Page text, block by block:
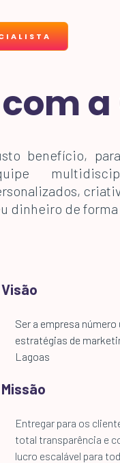
a
benefício,
dinheiro de
Visão
Ser a empresa
estratégias de
Lagoas
Missão
Entregar para os
total transparência e
lucro escalável para